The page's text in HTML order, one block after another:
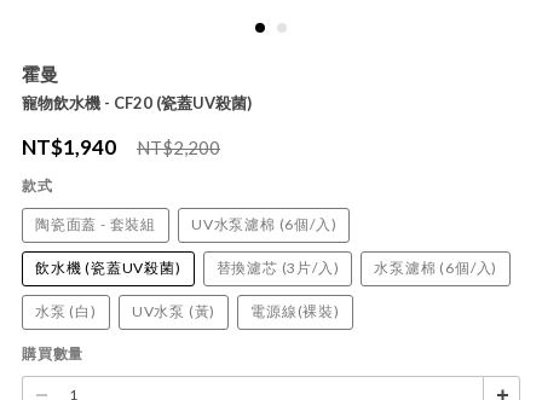
霍曼
寵物飲水機 - CF20 (瓷蓋UV殺菌)
NT$1,940 NT$2,200
款式
陶瓷面蓋 - 套裝組 UV水泵濾棉 (6個/入)
飲水機 (瓷蓋UV殺菌) 替換濾芯 (3片/入) 水泵濾棉 (6個/入)
水泵 (白) UV水泵 (黃) 電源線(裸裝)
購買數量